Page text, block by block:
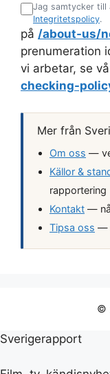
s
a
d
s
Jag samtycker till
Integritetspolicy.
på /about-us/
prenumeration
vi arbetar, se
checking-
Mer från
Om oss —
Källor &
rapportering
Kontakt —
Tipsa oss —
©
Sverigerapport